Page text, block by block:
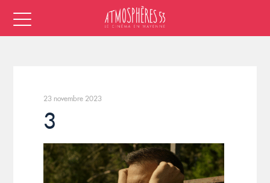
23 novembre 2023
3